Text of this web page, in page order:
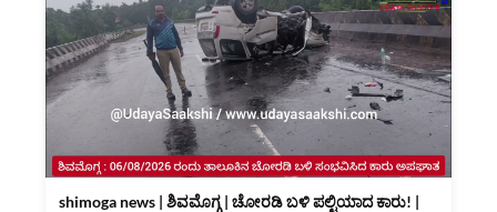
shimoga news | ಶಿವಮೊಗ್ಗ | ಚೋರಡಿ ಬಳಿ ಪಲ್ಟಿಯಾದ ಕಾರು! |